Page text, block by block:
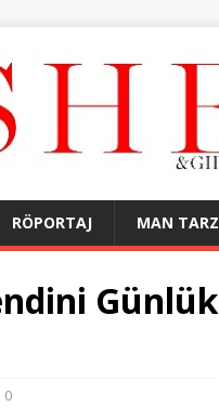
RÖPORTAJ MAN TARZ
Günlük
0